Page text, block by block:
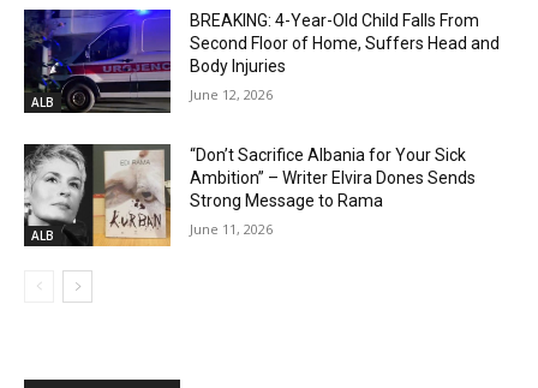
ALB
BREAKING: 4-Year-Old Child Falls From
Second Floor of Home, Suffers Head and
Body Injuries
June 12, 2026
ALB
“Don’t Sacrifice Albania for Your Sick
Ambition” – Writer Elvira Dones Sends
Strong Message to Rama
June 11, 2026